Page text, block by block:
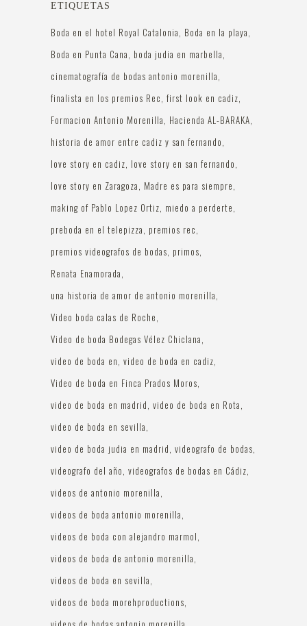
ETIQUETAS
Boda en el hotel Royal Catalonia Boda en la playa
Boda en Punta Cana boda judia en marbella
cinematografía de bodas antonio morenilla
finalista en los premios Rec first look en cadiz
Formacion Antonio Morenilla Hacienda AL-BARAKA
historia de amor entre cadiz y san fernando
love story en cadiz love story en san fernando
love story en Zaragoza Madre es para siempre
making of Pablo Lopez Ortiz miedo a perderte
preboda en el telepizza premios rec
premios videografos de bodas primos
Renata Enamorada
una historia de amor de antonio morenilla
Video boda calas de Roche
Video de boda Bodegas Vélez Chiclana
video de boda en video de boda en cadiz
Video de boda en Finca Prados Moros
video de boda en madrid video de boda en Rota
video de boda en sevilla
video de boda judia en madrid videografo de bodas
videografo del año videografos de bodas en Cádiz
videos de antonio morenilla
videos de boda antonio morenilla
videos de boda con alejandro marmol
videos de boda de antonio morenilla
videos de boda en sevilla
videos de boda morehproductions